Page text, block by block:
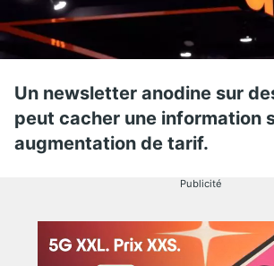
Un newsletter anodine sur
peut cacher une information
augmentation de tarif.
Publicité